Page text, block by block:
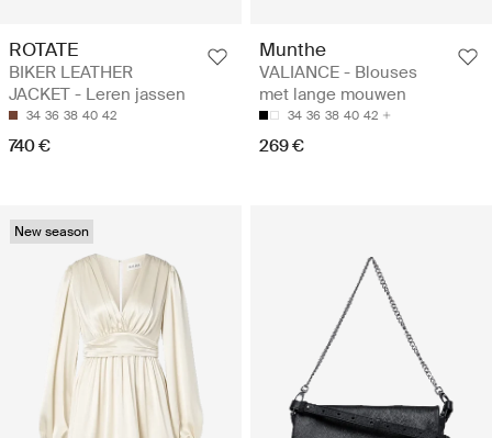
ROTATE
BIKER LEATHER
JACKET - Leren jassen
34 36 38 40 42
740 €
Munthe
VALIANCE - Blouses
met lange mouwen
34 36 38 40 42
269 €
New season